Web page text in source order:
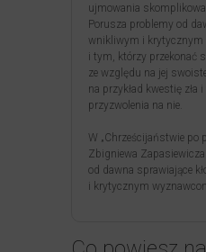
ujmowania
Porusza problemy od
wnikliwym i krytycznym
i tym, którzy przekonać
ze względu na jej
na przykład kwestię zła
przyzwolenia na nie.
W „Chrześcijaństwie po
Zbigniewa
od dawna sprawiające
i krytycznym